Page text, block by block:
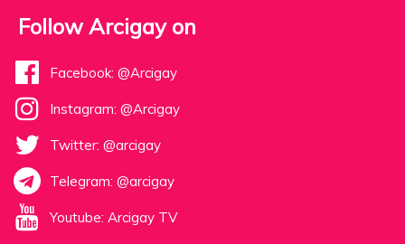
Follow Arcigay on
Facebook: @Arcigay
Instagram: @Arcigay
Twitter: @arcigay
Telegram: @arcigay
Youtube: Arcigay TV